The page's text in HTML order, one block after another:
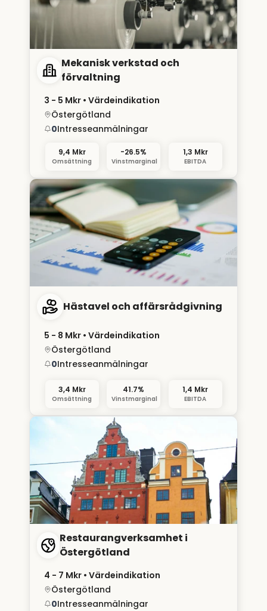
Mekanisk verkstad och
förvaltning
3 - 5 Mkr • Värdeindikation
Östergötland
0Intresseanmälningar
9,4 Mkr
Omsättning
-26.5%
Vinstmarginal
1,3 Mkr
EBITDA
Hästavel och affärsrådgivning
5 - 8 Mkr • Värdeindikation
Östergötland
0Intresseanmälningar
3,4 Mkr
Omsättning
41.7%
Vinstmarginal
1,4 Mkr
EBITDA
Restaurangverksamhet i
Östergötland
4 - 7 Mkr • Värdeindikation
Östergötland
0Intresseanmälningar